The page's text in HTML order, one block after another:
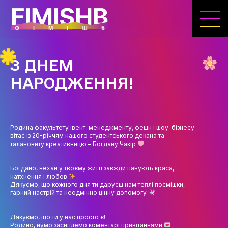
ГОЛОВНА
ІНДУСТРІЇ ДОЗВІЛЛЯ
МЕТА, ЗАВДАННЯ ТА ІСТОРІЯ КАФЕДРИ
ОСВІТНІ ПРОГРАМИ
СИЛАБУСИ
НАУКА
НАПРЯМИ ДОСЛІДЖЕНЬ
З ДНЕМ
НАРОДЖЕННЯ!
Родина факультету івент-менеджменту, фешн і шоу-бізнесу
вітає із 20-річчям нашого студентського декана та
талановиту креативницю – Богдану Чакір
Богдано, нехай у твоєму житті завжди панують краса,
натхнення і любов
Дякуємо, що кожного дня ти даруєш нам теплі посмішки,
гарний настрій та неодмінно цінну допомогу
Дякуємо, що ти у нас просто є!
Родино, нумо засиплемо коментарі привітаннями